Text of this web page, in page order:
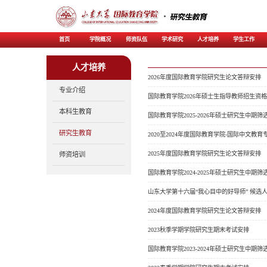
学院概况 师资
人才培养
专业介绍
本科生教育
研究生教育